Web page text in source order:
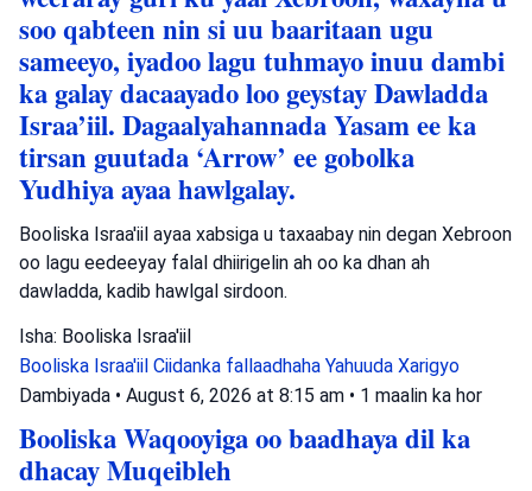
soo qabteen nin si uu baaritaan ugu
sameeyo, iyadoo lagu tuhmayo inuu dambi
ka galay dacaayado loo geystay Dawladda
Israa’iil. Dagaalyahannada Yasam ee ka
tirsan guutada ‘Arrow’ ee gobolka
Yudhiya ayaa hawlgalay.
Booliska Israa'iil ayaa xabsiga u taxaabay nin degan Xebroon
oo lagu eedeeyay falal dhiirigelin ah oo ka dhan ah
dawladda, kadib hawlgal sirdoon.
Isha: Booliska Israa'iil
Booliska Israa'iil Ciidanka fallaadhaha Yahuuda Xarigyo
Dambiyada • August 6, 2026 at 8:15 am • 1 maalin ka hor
Booliska Waqooyiga oo baadhaya dil ka
dhacay Muqeibleh